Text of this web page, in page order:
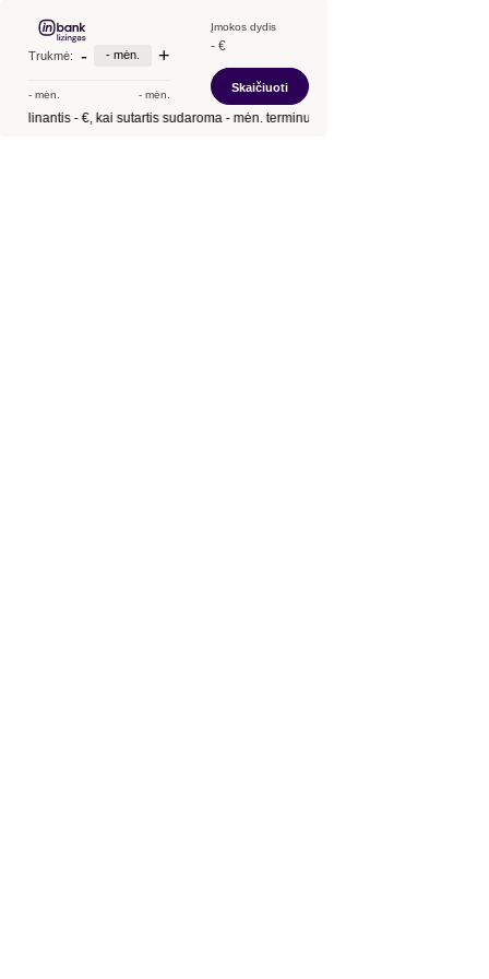
Trukmė: - - mėn. +
- mėn. - mėn.
Įmokos dydis
- €
Skaičiuoti
skolinantis- €, kai sutartis sudaroma- mėn.terminui, metinė palūkanų norma –